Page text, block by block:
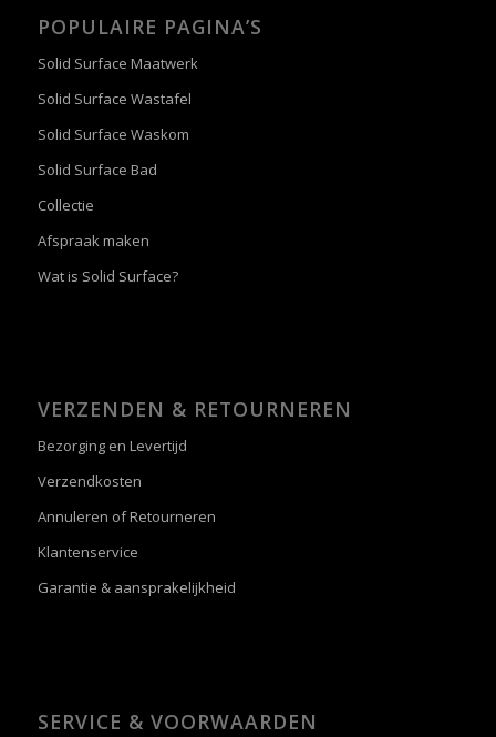
POPULAIRE PAGINA’S
Solid Surface Maatwerk
Solid Surface Wastafel
Solid Surface Waskom
Solid Surface Bad
Collectie
Afspraak maken
Wat is Solid Surface?
VERZENDEN & RETOURNEREN
Bezorging en Levertijd
Verzendkosten
Annuleren of Retourneren
Klantenservice
Garantie & aansprakelijkheid
SERVICE & VOORWAARDEN